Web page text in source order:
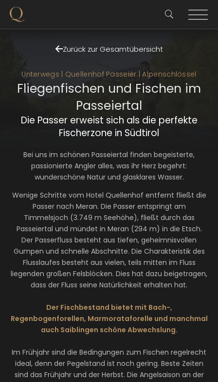
Zurück zur Gesamtübersicht
Fliegenfischen und Fischen im
Passeiertal
Die Passer erweist sich als die perfekte
Fischerzone in Südtirol
Unterwegs | Quellenhof Passeier | Alpenschlössel
Bei uns im schönen Passeiertal finden begeisterte,
passionierte Angler alles, was ihr Herz begehrt:
wunderschöne Natur und glasklares Wasser.
Wenige Schritte vom Hotel Quellenhof entfernt fließt die
Passer nach Meran. Die Passer entspringt am
Timmelsjoch (3.749 m Seehöhe), fließt durch das
Passeiertal und mündet in Meran (294 m) in die Etsch.
Der Passerfluss besteht aus tiefen, geheimnisvollen
Gumpen und schnelle Abschnitte. Die Charakteristik des
Flusslaufes besteht aus vielen, teils mitten im Fluss
liegenden großen Felsblöcken. Dies hat dazu beigetragen,
dass der Fluss seine Natürlichkeit erhalten hat.
​Der Fischbestand bietet mit Bach-,
Regenbogenforellen, Marmorataforelle und manchmal
auch Saiblingen schöne Abwechslung.
Im Frühjahr sind die Bedingungen zum Fischen regelrecht
ideal, denn der Pegelstand ist noch gering. Beste Zeiten
sind das Frühjahr und der Herbst. Die Angelsaison an der